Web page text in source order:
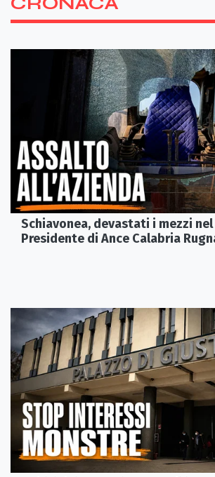
Schiavonea, devastati i mezzi
Presidente di Ance Calabria